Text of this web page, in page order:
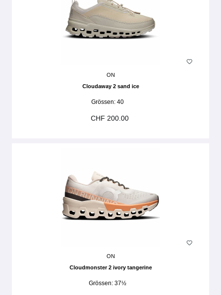
ON
Cloudaway 2 sand ice
Grössen: 40
CHF 200.00
ON
Cloudmonster 2 ivory tangerine
Grössen: 37½